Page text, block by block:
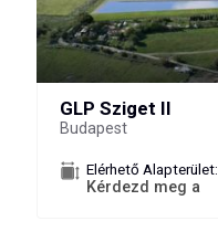
GLP Sziget II
Budapest
Elérhető Alapterület:
Kérdezd meg a